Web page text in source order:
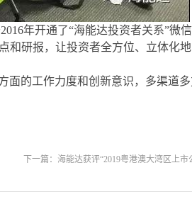
年开通了“海能达投资者关系”微信
和研报，让投资者全方位、立体化地
面的工作力度和创新意识，多渠道
下一篇： 海能达获评“2019粤港澳大湾区上市